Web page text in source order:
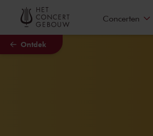
Naar hoofdcontent
Ontdek
Concerten